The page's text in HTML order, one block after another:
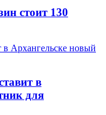
стоит 130
в
для